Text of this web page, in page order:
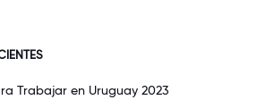
Trabajar en Uruguay 2023